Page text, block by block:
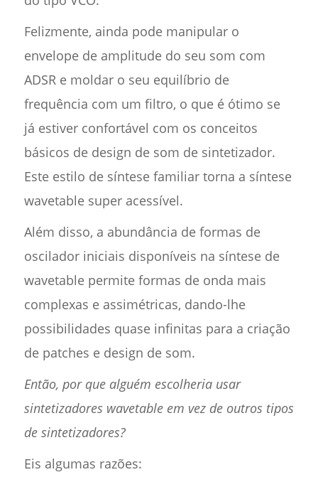
Felizmente, ainda pode manipular o
envelope de amplitude do seu som com
ADSR e moldar o seu equilíbrio de
frequência com um filtro, o que é ótimo se
já estiver confortável com os conceitos
básicos de design de som de sintetizador.
Este estilo de síntese familiar torna a síntese
wavetable super acessível.
Além disso, a abundância de formas de
oscilador iniciais disponíveis na síntese de
wavetable permite formas de onda mais
complexas e assimétricas, dando-lhe
possibilidades quase infinitas para a criação
de patches e design de som.
Então, por que alguém escolheria usar
sintetizadores wavetable em vez de outros tipos
de sintetizadores?
Eis algumas razões: